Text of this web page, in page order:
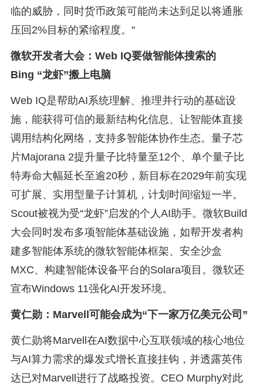
临的威胁，同时货币政策可能尚未达到足以将通胀
压回2%目标的紧缩程度。"
微软开发者大会：Web IQ要做智能体搜索的
Bing “龙虾”搬上电脑
Web IQ是帮助AI系统理解、推理并行动的基础设
施，能获得可信的最新结构化信息、让智能体直接
调用结构化网络，支持多智能体协作生态。量子芯
片Majorana 2提升量子比特量至12个、单个量子比
特寿命大幅延长至逾20秒，新目标在2029年前实现
可扩展、实用型量子计算机，计划时间缩短一半。
Scout被视为受“龙虾”启发的个人AI助手。微软Build
大会同时发布多项智能体基础设施，如帮开发者构
建多智能体系统的微软智能体框架、安全沙盒
MXC、构建智能体设备平台的Solara项目。微软还
宣布Windows 11强化AI开发环境。
黄仁勋：Marvell可能会成为“下一家万亿美元公司”
黄仁勋将Marvell在AI数据中心互联领域的核心地位
与AI算力需求的爆发式增长直接挂钩，并透露英伟
达已对Marvell进行了战略投资。CEO Murphy对此